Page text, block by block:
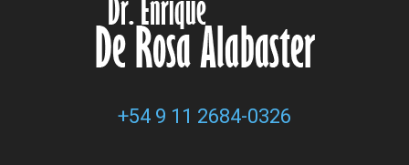
+54 9 11 2684-0326